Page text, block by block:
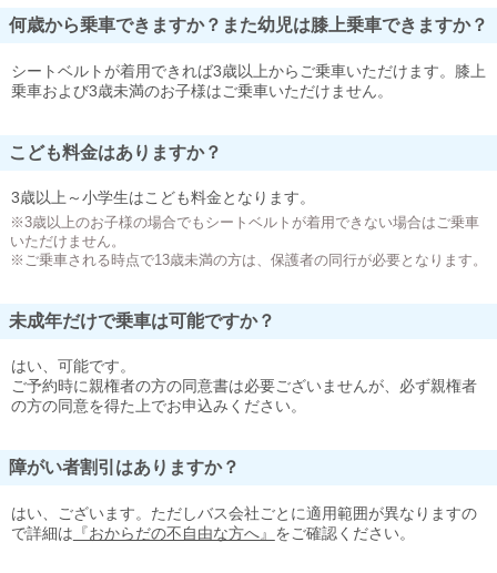
何歳から乗車できますか？また幼児は膝上乗車できますか？
シートベルトが着用できれば3歳以上からご乗車いただけます。膝上
乗車および3歳未満のお子様はご乗車いただけません。
こども料金はありますか？
3歳以上～小学生はこども料金となります。
※3歳以上のお子様の場合でもシートベルトが着用できない場合はご乗車
いただけません。
※ご乗車される時点で13歳未満の方は、保護者の同行が必要となります。
未成年だけで乗車は可能ですか？
はい、可能です。
ご予約時に親権者の方の同意書は必要ございませんが、必ず親権者
の方の同意を得た上でお申込みください。
障がい者割引はありますか？
はい、ございます。ただしバス会社ごとに適用範囲が異なりますの
で詳細は 『おからだの不自由な方へ』 をご確認ください。